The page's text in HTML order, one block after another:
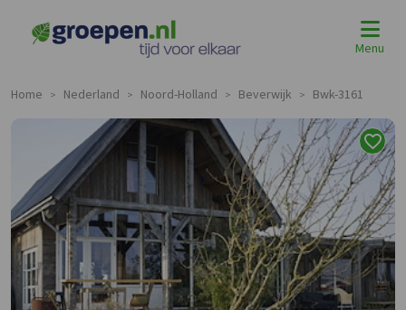
Menu
Home > Nederland > Noord-Holland > Beverwijk > Bwk-3161